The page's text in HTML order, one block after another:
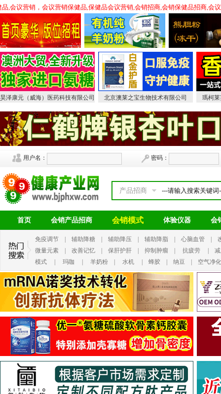
营销，会议营销保健品,保健品会议营销,会销招商,会销保健品招商,会议
昊泽康元（威海）医药科技有限公司 北京澳莱之宝生物技术有限公司 瑪柯
用户名： 密码：
产品招商
首页 会销产品招商 会销模式 体验仪器 会
免疫调节 辅助降糖 辅助降压 辅助降脂 心脑血管
微量元素
改善记忆 保肝护肝 抑制肿瘤 抗疲劳
模式
玛咖 羊奶粉 水机 蜂胶 纳豆 空气净